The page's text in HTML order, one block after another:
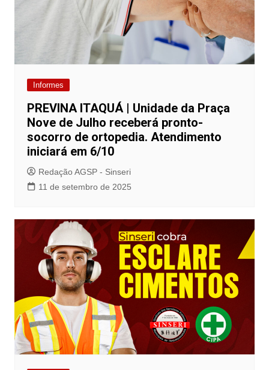
Informes
PREVINA ITAQUÁ | Unidade da Praça
Nove de Julho receberá pronto-
socorro de ortopedia. Atendimento
iniciará em 6/10
Redação AGSP - Sinseri
11 de setembro de 2025